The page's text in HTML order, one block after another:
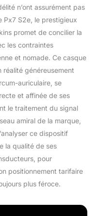
n’ont assurément pas
Px7 S2e, le prestigieux
promet de concilier la
les contraintes
et nomade. Ce casque
réalité généreusement
auriculaire, se
et affinée de ses
le traitement du signal
amiral de la marque,
ce dispositif
la qualité de ses
pour
positionnement tarifaire
plus féroce.